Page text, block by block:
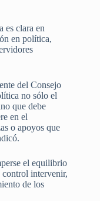
es clara en
en política,
del Consejo
no sólo el
que debe
en el
o apoyos que
el equilibrio
control intervenir,
de los